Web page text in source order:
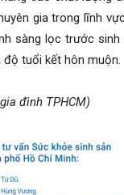
gia trong lĩnh
sàng lọc trước
tuổi kết hôn muộn.
đình TPHCM)